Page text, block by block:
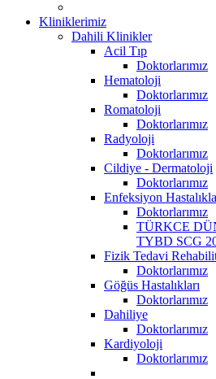
Kliniklerimiz
Dahili Klinikler
Acil Tıp
Doktorlarımız
Hematoloji
Doktorlarımız
Romatoloji
Doktorlarımız
Radyoloji
Doktorlarımız
Cildiye - Dermatoloji
Doktorlarımız
Enfeksiyon
Doktorlarımız
TÜRKCE
TYBD SCG
Fizik Tedavi
Doktorlarımız
Göğüs Hastalıkları
Doktorlarımız
Dahiliye
Doktorlarımız
Kardiyoloji
Doktorlarımız